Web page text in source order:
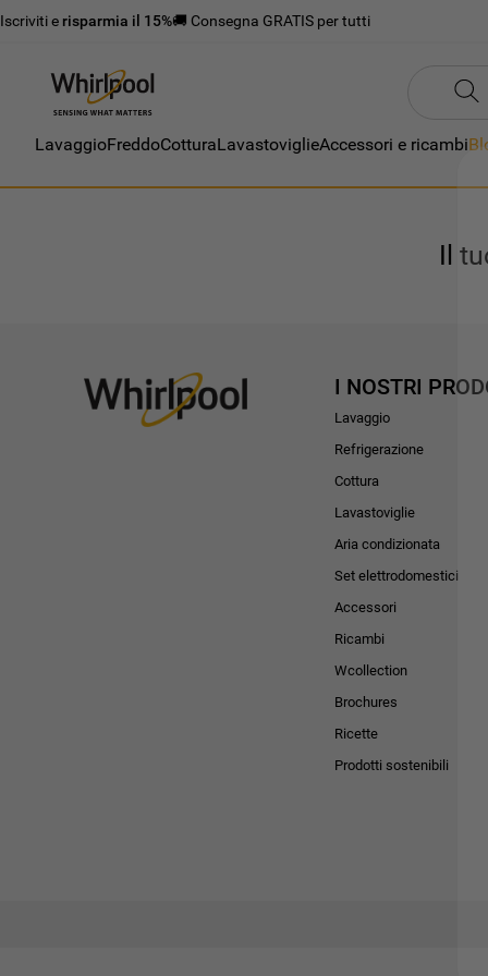
Iscriviti e risparmia il 15%🚚 Consegna GRATIS per tutti
LavaggioFreddoCotturaLavastoviglieAccessori e ricambi
Il
I NOSTRI
Lavaggio
Refrigerazione
Cottura
Lavastoviglie
Aria condizionata
Set elettrodomestici
Accessori
Ricambi
Wcollection
Brochures
Ricette
Prodotti sostenibili